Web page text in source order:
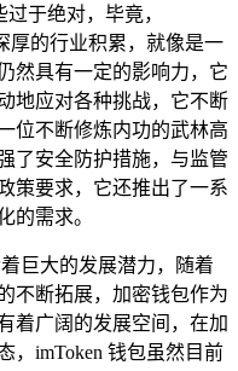
于绝对，毕竟，
厚的行业积累，就像是一
然具有一定的影响力，它
地应对各种挑战，它不断
位不断修炼内功的武林高
了安全防护措施，与监管
策要求，它还推出了一系
的需求。
巨大的发展潜力，随着
不断拓展，加密钱包作为
着广阔的发展空间，在加
，imToken 钱包虽然目前